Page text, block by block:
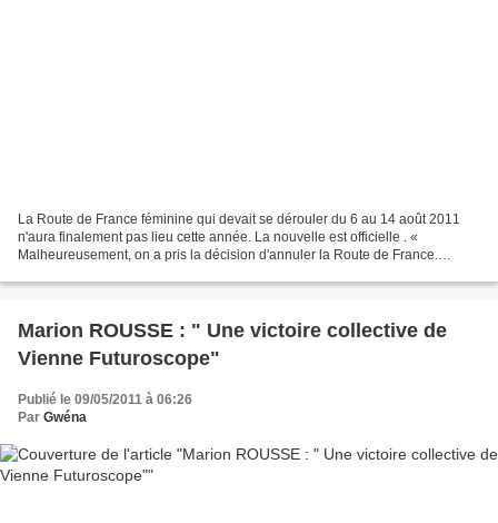
La Route de France féminine qui devait se dérouler du 6 au 14 août 2011
n'aura finalement pas lieu cette année. La nouvelle est officielle . «
Malheureusement, on a pris la décision d'annuler la Route de France.
Marion ROUSSE : " Une victoire collective de
Vienne Futuroscope"
Publié le 09/05/2011 à 06:26
Par Gwéna